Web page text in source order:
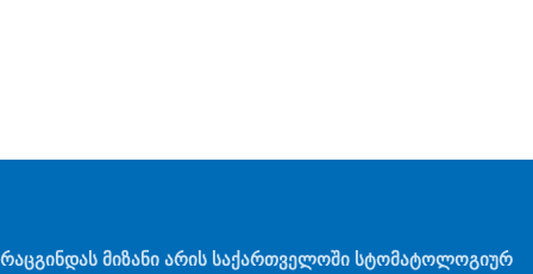
რაცგინდას მიზანი არის საქართველოში სტომატოლოგიურ